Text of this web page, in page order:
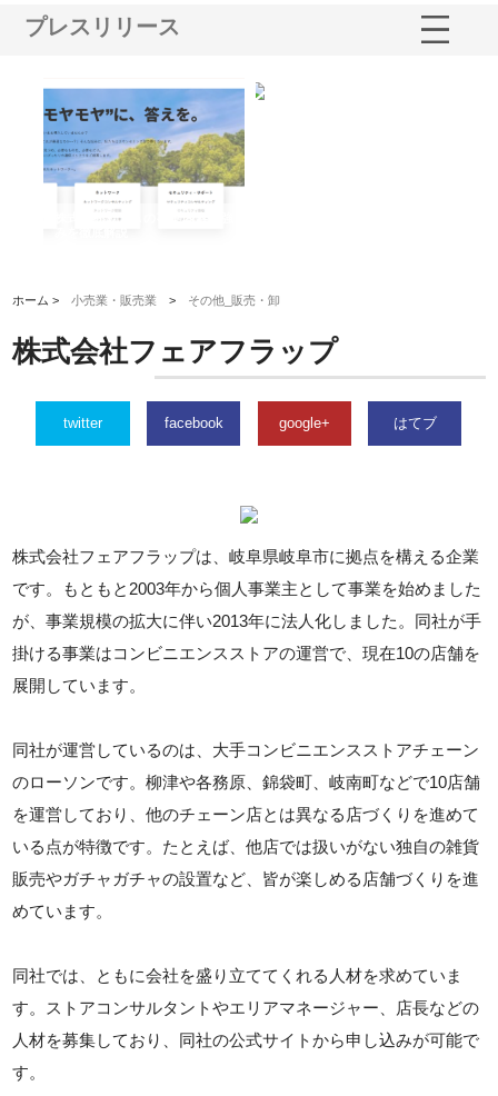
プレスリリース
株式会社ＣＳＡの事業内容と強
ホーム >小売業・販売業 > その他_販売・卸
株式会社フェアフラップ
twitter facebook google+ はてブ
株式会社フェアフラップは、岐阜県岐阜市に拠点を構える企業
です。もともと2003年から個人事業主として事業を始めました
が、事業規模の拡大に伴い2013年に法人化しました。同社が手
掛ける事業はコンビニエンスストアの運営で、現在10の店舗を
展開しています。
同社が運営しているのは、大手コンビニエンスストアチェーン
のローソンです。柳津や各務原、錦袋町、岐南町などで10店舗
を運営しており、他のチェーン店とは異なる店づくりを進めて
いる点が特徴です。たとえば、他店では扱いがない独自の雑貨
販売やガチャガチャの設置など、皆が楽しめる店舗づくりを進
めています。
同社では、ともに会社を盛り立ててくれる人材を求めていま
す。ストアコンサルタントやエリアマネージャー、店長などの
人材を募集しており、同社の公式サイトから申し込みが可能で
す。